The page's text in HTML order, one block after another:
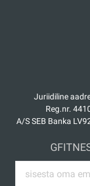
Juriidiline
Reg.nr.
A/S SEB Banka